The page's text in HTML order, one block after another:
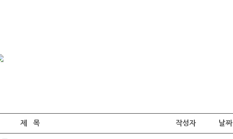
제 목 작성자 날짜